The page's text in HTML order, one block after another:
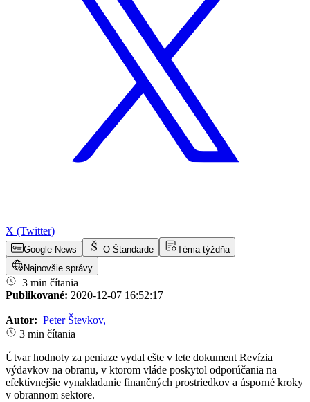
X (Twitter)
Google News O Štandarde
Téma týždňa
Najnovšie správy
3 min čítania
Publikované: 2020-12-07 16:52:17
|
Autor: Peter Števkov,
3 min čítania
Útvar hodnoty za peniaze vydal ešte v lete dokument Revízia
výdavkov na obranu, v ktorom vláde poskytol odporúčania na
efektívnejšie vynakladanie finančných prostriedkov a úsporné kroky
v obrannom sektore.